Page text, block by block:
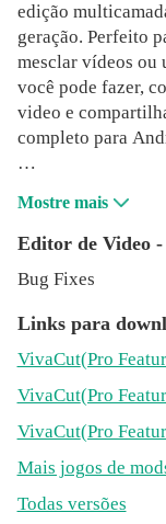
edição
geração. Perfeito
mesclar vídeos ou
você pode fazer,
video e
completo para
transições de
VHS exclusivos,
Editor de vídeo
- Multicamada:
expandida para
- Texto: escolha
- Transição: faça
usando nossas
ajustáveis
Mostre mais
Editor de Video
Bug Fixes
Links para
VivaCut(Pro
VivaCut(Pro
VivaCut(Pro
Mais jogos de
Todas versões